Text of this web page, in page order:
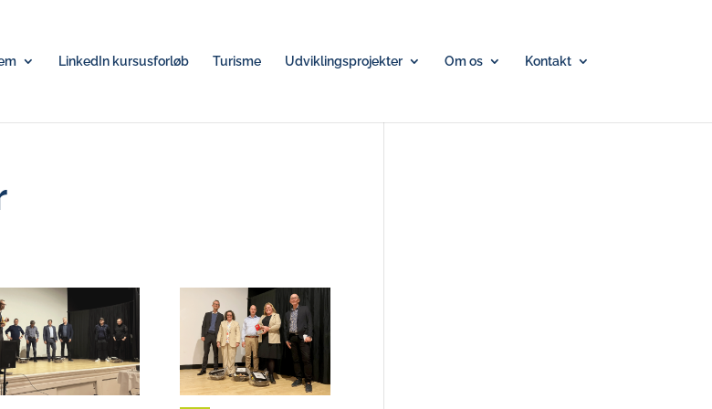
LinkedIn kursusforløb Turisme Udviklingsprojekter Om os Kontakt